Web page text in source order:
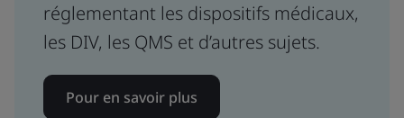
réglementant les dispositifs médicaux,
les DIV, les QMS et d’autres sujets.
Pour en savoir plus